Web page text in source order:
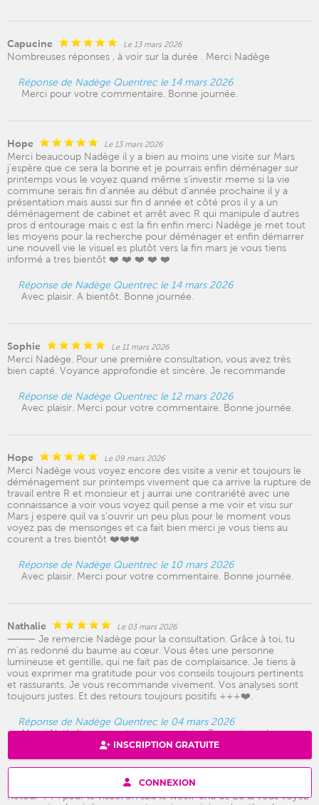
INSCRIPTION GRATUITE
CONNEXION
Capucine Le 13 mars 2026
Nombreuses réponses , à voir sur la durée . Merci Nadège
Réponse de Nadège Quentrec le 14 mars 2026
Merci pour votre commentaire. Bonne journée.
Hope Le 13 mars 2026
Merci beaucoup Nadège il y a bien au moins une visite sur Mars
j'espère que ce sera la bonne et je pourrais enfin déménager sur
printemps vous le voyez quand même s'investir meme si la vie
commune serais fin d'année au début d'année prochaine il y a
présentation mais aussi sur fin d année et côté pros il y a un
déménagement de cabinet et arrêt avec R qui manipule d'autres
pros d entourage mais c est la fin enfin merci Nadège je met tout
les moyens pour la recherche pour déménager et enfin démarrer
une nouvell vie le visuel es plutôt vers la fin mars je vous tiens
informé a tres bientôt ❤️ ❤️ ❤️ ❤️ ❤️
Réponse de Nadège Quentrec le 14 mars 2026
Avec plaisir. A bientôt. Bonne journée.
Sophie Le 11 mars 2026
Merci Nadège. Pour une première consultation, vous avez très
bien capté. Voyance approfondie et sincère. Je recommande
Réponse de Nadège Quentrec le 12 mars 2026
Avec plaisir. Merci pour votre commentaire. Bonne journée.
Hope Le 09 mars 2026
Merci Nadège vous voyez encore des visite a venir et toujours le
déménagement sur printemps vivement que ca arrive la rupture de
travail entre R et monsieur et j aurrai une contrariété avec une
connaissance a voir vous voyez quil pense a me voir et visu sur
Mars j espere quil va s'ouvrir un peu plus pour le moment vous
voyez pas de mensonges et ca fait bien merci je vous tiens au
courent a tres bientôt ❤️❤️❤️
Réponse de Nadège Quentrec le 10 mars 2026
Avec plaisir. Merci pour votre commentaire. Bonne journée.
Nathalie Le 03 mars 2026
⸻ Je remercie Nadège pour la consultation. Grâce à toi, tu
m’as redonné du baume au cœur. Vous êtes une personne
lumineuse et gentille, qui ne fait pas de complaisance. Je tiens à
vous exprimer ma gratitude pour vos conseils toujours pertinents
et rassurants. Je vous recommande vivement. Vos analyses sont
toujours justes. Et des retours toujours positifs +++❤️.
Réponse de Nadège Quentrec le 04 mars 2026
Merci Nathalie pour votre commentaire. Bonne journée.
Le 02 mars 2026
Retour +++pour le visuel on sais le week-end de 28 la vous voyez